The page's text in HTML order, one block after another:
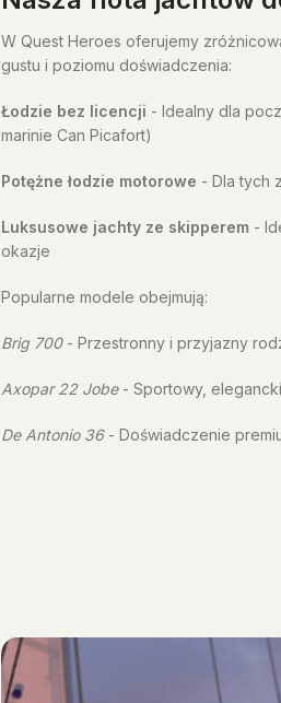
W Quest Heroes oferujemy
gustu i poziomu doświadczenia:
Łodzie bez licencji - Idealny dla
marinie Can Picafort)
Potężne łodzie motorowe - Dla tych
Luksusowe jachty ze skipperem -
okazje
Popularne modele obejmują:
Brig 700- Przestronny i przyjazny
Axopar 22 Jobe- Sportowy,
De Antonio 36- Doświadczenie